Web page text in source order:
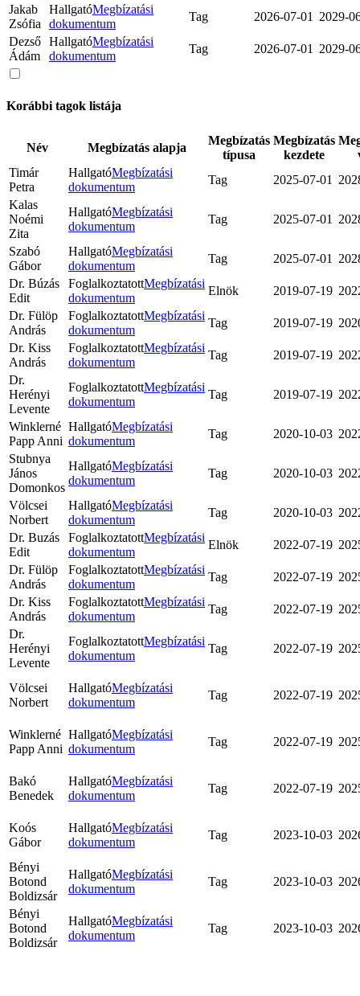
Jakab
Zsófia
HallgatóMegbízatási
dokumentum
Tag 2026-07-01
2029-
Dezső
Ádám
HallgatóMegbízatási
dokumentum
Tag 2026-07-01 2029-
Korábbi tagok listája
Név Megbízatás alapja
Megbízatás
típusa
Megbízatás
kezdete
Timár
Petra
HallgatóMegbízatási
dokumentum
Tag 2025-07-01
Kalas
Noémi
Zita
HallgatóMegbízatási
dokumentum
Tag 2025-07-01
Szabó
Gábor
HallgatóMegbízatási
dokumentum
Tag 2025-07-01
Dr. Búzás
Edit
FoglalkoztatottMegbízatási
dokumentum
Elnök 2019-07-19
Dr. Fülöp
András
FoglalkoztatottMegbízatási
dokumentum
Tag 2019-07-19
Dr. Kiss
András
FoglalkoztatottMegbízatási
dokumentum
Tag 2019-07-19
Dr.
Herényi
Levente
FoglalkoztatottMegbízatási
dokumentum
Tag 2019-07-19
Winklerné
Papp Anni
HallgatóMegbízatási
dokumentum
Tag 2020-10-03
Stubnya
János
Domonkos
HallgatóMegbízatási
dokumentum
Tag 2020-10-03
Völcsei
Norbert
HallgatóMegbízatási
dokumentum
Tag 2020-10-03
Dr. Buzás
Edit
FoglalkoztatottMegbízatási
dokumentum
Elnök 2022-07-19
Dr. Fülöp
András
FoglalkoztatottMegbízatási
dokumentum
Tag 2022-07-19
Dr. Kiss
András
FoglalkoztatottMegbízatási
dokumentum
Tag 2022-07-19
Dr.
Herényi
Levente
FoglalkoztatottMegbízatási
dokumentum
Tag 2022-07-19
Völcsei
Norbert
HallgatóMegbízatási
dokumentum
Tag 2022-07-19
Winklerné
Papp Anni
HallgatóMegbízatási
dokumentum
Tag 2022-07-19
Bakó
Benedek
HallgatóMegbízatási
dokumentum
Tag 2022-07-19
Koós
Gábor
HallgatóMegbízatási
dokumentum
Tag 2023-10-03
Bényi
Botond
Boldizsár
HallgatóMegbízatási
dokumentum
Tag 2023-10-03
Bényi
Botond
Boldizsár
HallgatóMegbízatási
dokumentum
Tag 2023-10-03